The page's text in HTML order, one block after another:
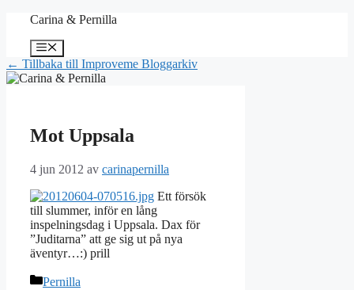
Hoppa
innehåll
Carina & Pernilla
Meny
← Tillbaka till Improveme Bloggarkiv
Mot Uppsala
4 jun 2012 av carinapernilla
Ett försök
till slummer, inför en lång
inspelningsdag i Uppsala. Dax för
”Juditarna” att ge sig ut på nya
äventyr…:) prill
Kategorier
Pernilla